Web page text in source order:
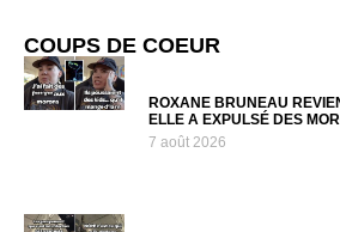
COUPS DE COEUR
ROXANE BRUNEAU
ELLE A EXPULSÉ DES
7 août 2026